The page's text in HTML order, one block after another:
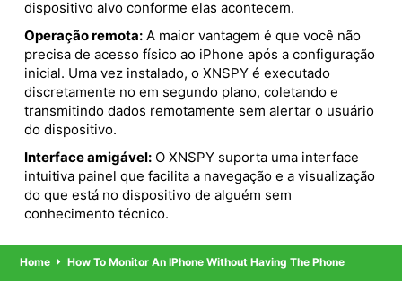
dispositivo alvo conforme elas acontecem.
Operação remota: A maior vantagem é que você não
precisa de acesso físico ao iPhone após a configuração
inicial. Uma vez instalado, o XNSPY é executado
discretamente no em segundo plano, coletando e
transmitindo dados remotamente sem alertar o usuário
do dispositivo.
Interface amigável: O XNSPY suporta uma interface
intuitiva painel que facilita a navegação e a visualização
do que está no dispositivo de alguém sem
conhecimento técnico.
Home How To Monitor An IPhone Without Having The Phone